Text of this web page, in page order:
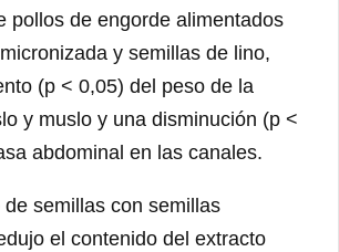
pollos de engorde alimentados
y semillas de lino,
(p < 0,05) del peso de la
y muslo y una disminución (p <
abdominal en las canales.
semillas con semillas
el contenido del extracto